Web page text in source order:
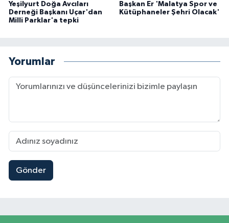
Yeşilyurt Doğa Avcıları
Derneği Başkanı Uçar'dan
Milli Parklar'a tepki
Başkan Er 'Malatya Spor ve
Kütüphaneler Şehri Olacak'
Yorumlar
Gönder